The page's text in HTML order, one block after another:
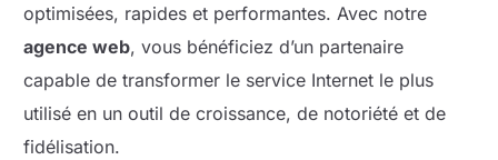
optimisées, rapides et performantes. Avec notre
agence web, vous bénéficiez d’un partenaire
capable de transformer le service Internet le plus
utilisé en un outil de croissance, de notoriété et de
fidélisation.